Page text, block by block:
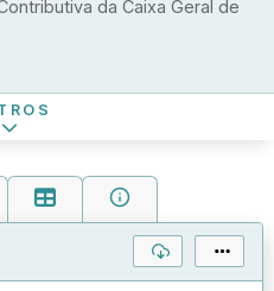
da Caixa Geral de